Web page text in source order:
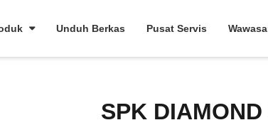
Unduh Berkas Pusat Servis
SPK